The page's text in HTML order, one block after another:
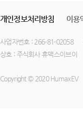
개인정보처리방침 이용
사업자번호 : 266-81-02058
상호 : 주식회사 휴맥스이브이
Copyright © 2020 HumaxEV